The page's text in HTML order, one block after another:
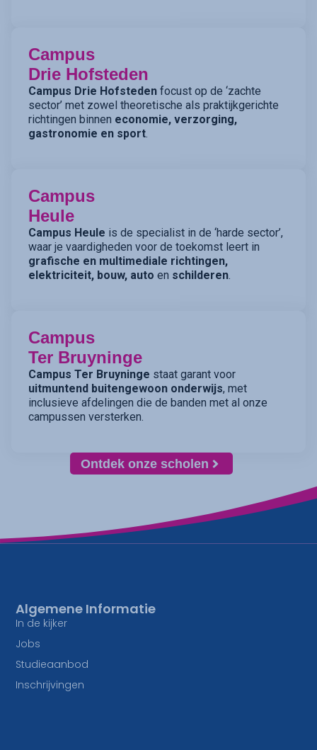
Campus
Drie Hofsteden
Campus Drie Hofsteden focust op de ‘zachte
sector’ met zowel theoretische als praktijkgerichte
richtingen binnen economie, verzorging,
gastronomie en sport.
Campus
Heule
Campus Heule is de specialist in de ‘harde sector’,
waar je vaardigheden voor de toekomst leert in
grafische en multimediale richtingen,
elektriciteit, bouw, auto en schilderen.
Campus
Ter Bruyninge
Campus Ter Bruyninge staat garant voor
uitmuntend buitengewoon onderwijs, met
inclusieve afdelingen die de banden met al onze
campussen versterken.
Ontdek onze scholen
Algemene Informatie
In de kijker
Jobs
Studieaanbod
Inschrijvingen